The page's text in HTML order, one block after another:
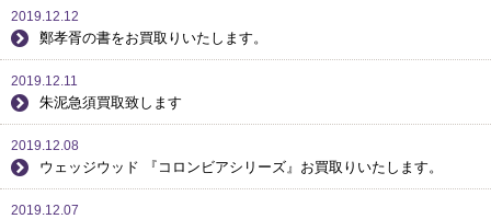
2019.12.12
鄭孝胥の書をお買取りいたします。
2019.12.11
朱泥急須買取致します
2019.12.08
ウェッジウッド 『コロンビアシリーズ』お買取りいたします。
2019.12.07